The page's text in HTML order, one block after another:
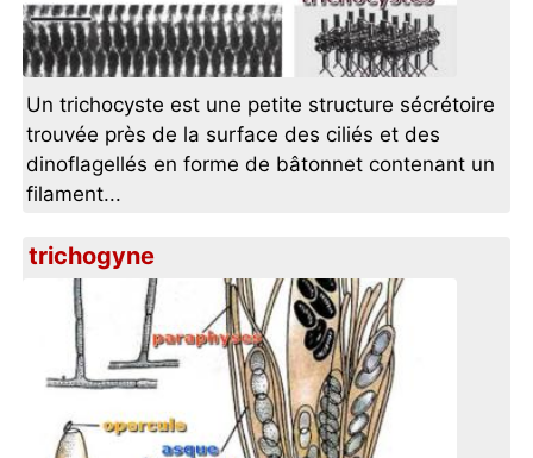
Un trichocyste est une petite structure sécrétoire
trouvée près de la surface des ciliés et des
dinoflagellés en forme de bâtonnet contenant un
filament...
trichogyne